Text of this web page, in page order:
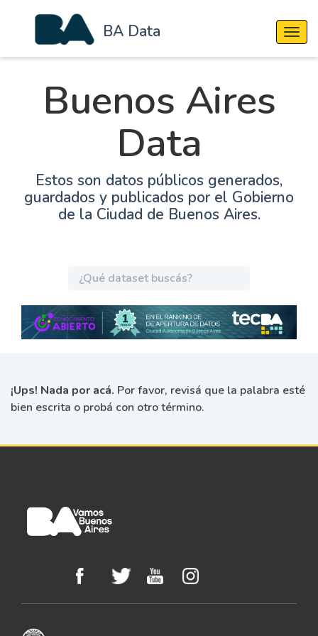
BA Data
Buenos Aires
Data
Estos son datos públicos generados,
guardados y publicados por el Gobierno
de la Ciudad de Buenos Aires.
¡Ups! Nada por acá. Por favor, revisá que la palabra esté
bien escrita o probá con otro término.